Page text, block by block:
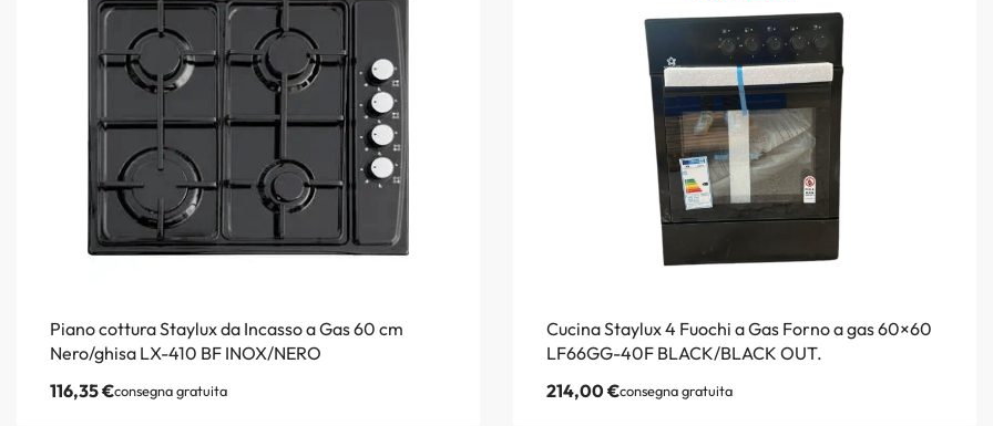
Piano cottura Staylux da Incasso a Gas 60 cm
Nero/ghisa LX-410 BF INOX/NERO
116,35€consegna gratuita
Cucina Staylux 4 Fuochi a Gas Forno a gas 60×60
LF66GG-40F BLACK/BLACK OUT.
214,00€consegna gratuita